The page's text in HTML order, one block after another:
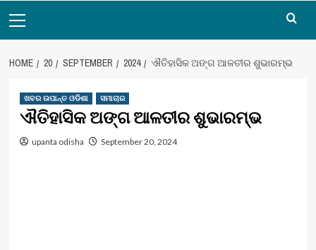
Menu
HOME 20 SEPTEMBER 2024 ଐତିହାସିକ ଅଙ୍ଗ ଆଳତୀର ଶୁଭାରମ୍ଭ
ଖବର ଉପାନ୍ତ ଓଡିଶା ସମାଚାର
ଐତିହାସିକ ଅଙ୍ଗ ଆଳତୀର ଶୁଭାରମ୍ଭ
upanta odisha September 20, 2024